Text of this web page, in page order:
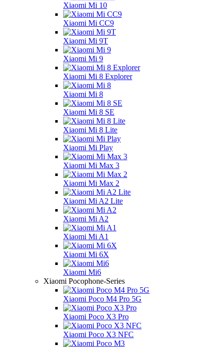
Xiaomi Mi 10
Xiaomi Mi CC9
Xiaomi Mi 9T
Xiaomi Mi 9
Xiaomi Mi 8 Explorer
Xiaomi Mi 8
Xiaomi Mi 8 SE
Xiaomi Mi 8 Lite
Xiaomi Mi Play
Xiaomi Mi Max 3
Xiaomi Mi Max 2
Xiaomi Mi A2 Lite
Xiaomi Mi A2
Xiaomi Mi A1
Xiaomi Mi 6X
Xiaomi Mi6
Xiaomi Pocophone-Series
Xiaomi Poco M4 Pro 5G
Xiaomi Poco X3 Pro
Xiaomi Poco X3 NFC